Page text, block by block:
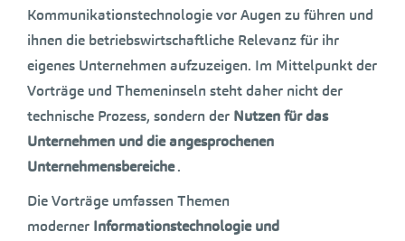
Kommunikationstechnologie vor Augen zu führen und
ihnen die betriebswirtschaftliche Relevanz für ihr
eigenes Unternehmen aufzuzeigen. Im Mittelpunkt der
Vorträge und Themeninseln steht daher nicht der
technische Prozess, sondern der Nutzen für das
Unternehmen und die angesprochenen
Unternehmensbereiche.
Die Vorträge umfassen Themen
moderner Informationstechnologie und